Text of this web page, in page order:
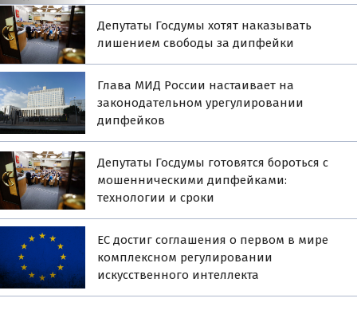
Депутаты Госдумы хотят наказывать
лишением свободы за дипфейки
Глава МИД России настаивает на
законодательном урегулировании
дипфейков
Депутаты Госдумы готовятся бороться с
мошенническими дипфейками:
технологии и сроки
ЕС достиг соглашения о первом в мире
комплексном регулировании
искусственного интеллекта